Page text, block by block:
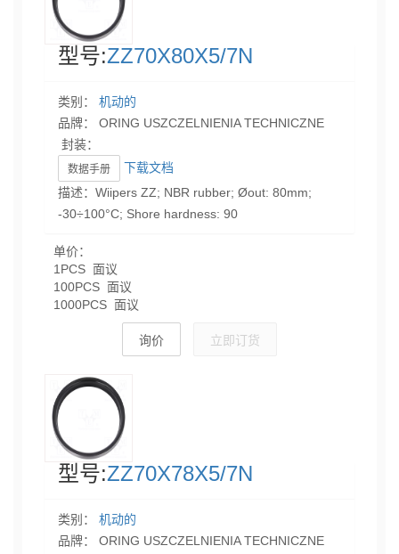
型号:ZZ70X80X5/7N
类别： 机动的
品牌： ORING USZCZELNIENIA TECHNICZNE
封装：
数据手册
下载文档
描述：Wiipers ZZ; NBR rubber; Øout: 80mm;
-30÷100°C; Shore hardness: 90
单价：
1PCS 面议
100PCS 面议
1000PCS 面议
询价 立即订货
型号:ZZ70X78X5/7N
类别： 机动的
品牌： ORING USZCZELNIENIA TECHNICZNE